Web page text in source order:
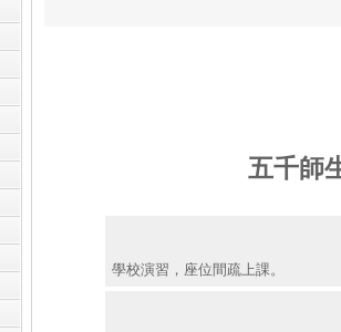
五千師
學校演習，座位間疏上課。